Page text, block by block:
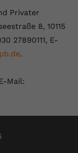
Privater
8, 10115
27890111, E-
.
Mail: zu